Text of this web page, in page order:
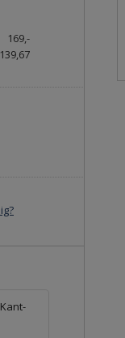
169,-
139,67